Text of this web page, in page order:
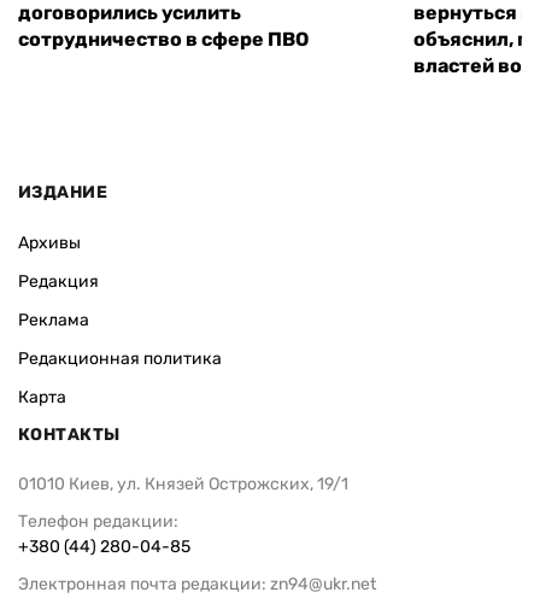
договорились усилить
сотрудничество в сфере ПВО
вернуться
объяснил,
властей
ИЗДАНИЕ
Архивы
Редакция
Реклама
Редакционная политика
Карта
КОНТАКТЫ
01010 Киев, ул. Князей Острожских, 19/1
Телефон редакции:
+380 (44) 280-04-85
Электронная почта редакции: zn94@ukr.net